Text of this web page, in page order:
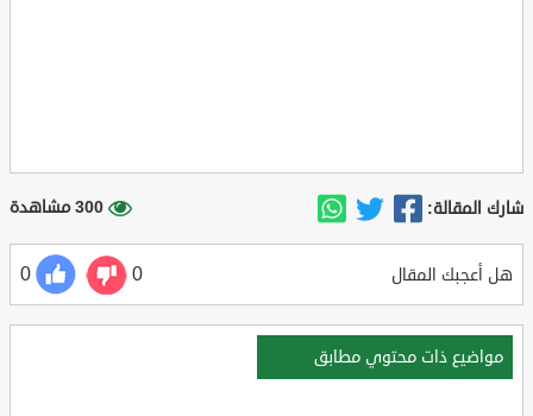
شارك المقالة: 300 مشاهدة
هل أعجبك المقال 0
0
مواضيع ذات محتوي مطابق